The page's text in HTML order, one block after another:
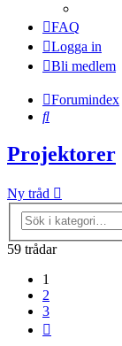
FAQ
Logga in
Bli medlem
Forumindex
Sök
Projektorer
Ny tråd
59 trådar
1
2
3